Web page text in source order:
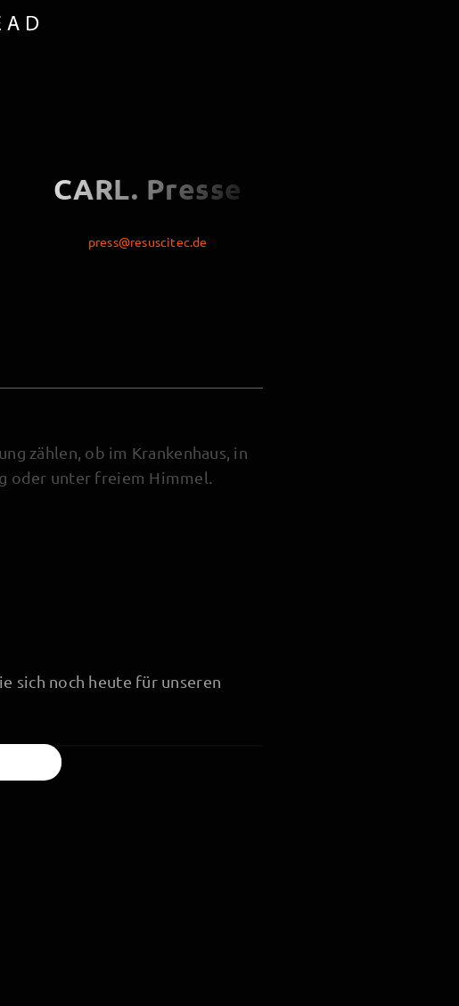
CARL. Presse
press@resuscitec.de
zählen, ob im Krankenhaus, in
oder unter freiem Himmel.
sich noch heute für unseren